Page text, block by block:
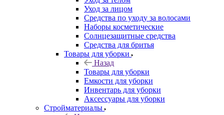
Уход за лицом
Средства по уходу за волосами
Наборы косметические
Солнцезащитные средства
Средства для бритья
Товары для уборки
Назад
Товары для уборки
Емкости для уборки
Инвентарь для уборки
Аксессуары для уборки
Стройматериалы